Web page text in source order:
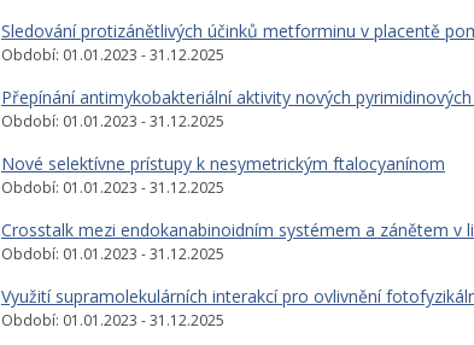
Sledování protizánětlivých účinků metforminu v placentě
Období: 01.01.2023 - 31.12.2025
Přepínání antimykobakteriální aktivity nových
Období: 01.01.2023 - 31.12.2025
Nové selektívne prístupy k nesymetrickým ftalocyanínom
Období: 01.01.2023 - 31.12.2025
Crosstalk mezi endokanabinoidním systémem a zánětem v
Období: 01.01.2023 - 31.12.2025
Využití supramolekulárních interakcí pro ovlivnění
Období: 01.01.2023 - 31.12.2025